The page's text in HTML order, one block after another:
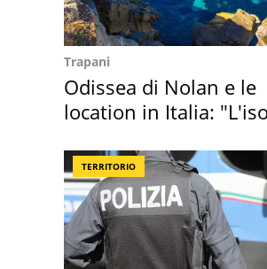
Trapani
Odissea di Nolan e le
location in Italia:
TERRITORIO